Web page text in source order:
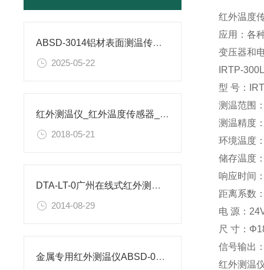
ABSD-3014铝材表面测温传感器机械参数
2025-05-22
红外测温仪_红外温度传感器_红外线温度计_工业测温探头
2018-05-21
DTA-LT-0广州在线式红外测温仪参数
2014-08-29
金属专用红外测温仪ABSD-01B-120参数
红外温度
应用：各
变压器和
IRTP-
型 号：
测温范围
测温精度
环境温度
储存温度
响应时间
距离系数
电 源：
尺 寸：
信号输出
红外测温